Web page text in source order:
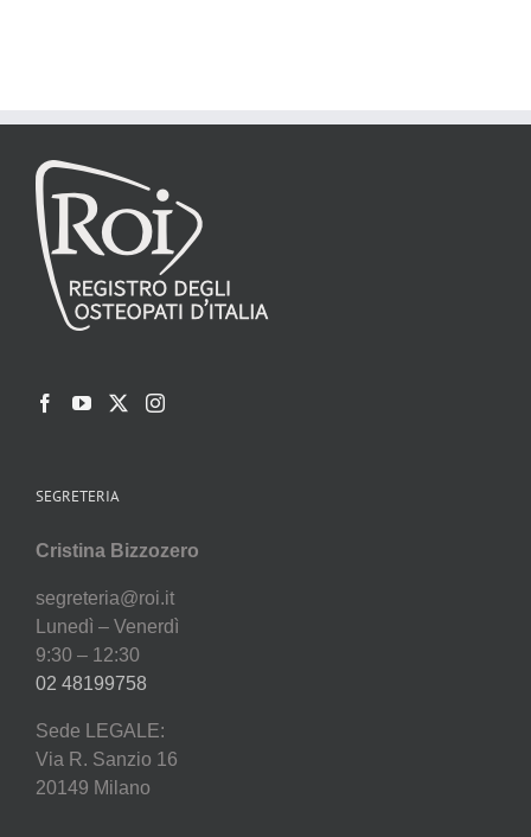
SEGRETERIA
Cristina Bizzozero
segreteria@roi.it
Lunedì – Venerdì
9:30 – 12:30
02 48199758
Sede LEGALE:
Via R. Sanzio 16
20149 Milano